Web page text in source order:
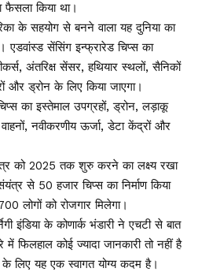
किया था।
के सहयोग से बनने वाला यह दुनिया का
एडवांस्ड सेंसिंग इन्फ्रारेड चिप्स का
अंतरिक्ष सेंसर, हथियार स्थलों, सैनिकों
और ड्रोन के लिए किया जाएगा।
का इस्तेमाल उपग्रहों, ड्रोन, लड़ाकू
नवीकरणीय ऊर्जा, डेटा केंद्रों और
को 2025 तक शुरु करने का लक्ष्य रखा
से 50 हजार चिप्स का निर्माण किया
लोगों को रोजगार मिलेगा।
इंडिया के कोणार्क भंडारी ने एचटी से बात
फिलहाल कोई ज्यादा जानकारी तो नहीं है
लिए यह एक स्वागत योग्य कदम है।